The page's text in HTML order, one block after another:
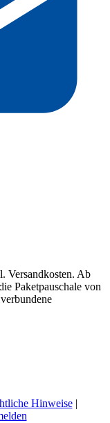
Versandkosten. Ab
Paketpauschale von
Hinweise|